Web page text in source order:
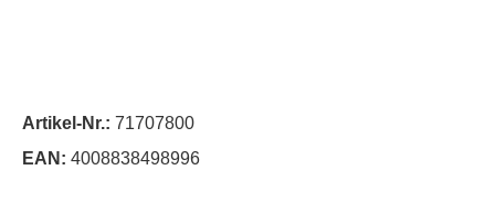
Artikel-Nr.: 71707800
EAN: 4008838498996